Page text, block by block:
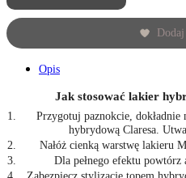
Opis
Jak stosować lakier
Przygotuj paznokcie, dokładnie
hybrydową Claresa.
Nałóż cienką warstwę lakieru
Dla pełnego efektu